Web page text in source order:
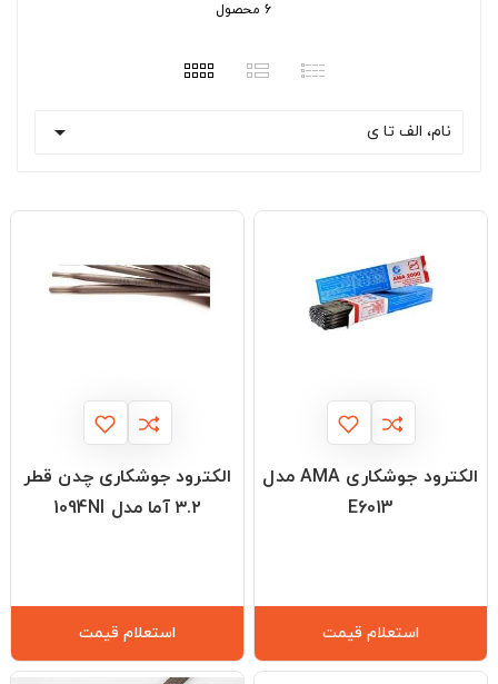
6 محصول
نام، الف تا ی 
الکترود جوشکاری AMA مدل
E6013
استعلام قیمت
الکترود جوشکاری چدن قطر
۳.۲ آما مدل 1094NI
استعلام قیمت